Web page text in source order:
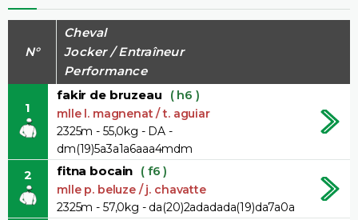
N°
Cheval
Jocker / Entraîneur
Performance
1
fakir de bruzeau ( h6 )
mlle l. magnenat / t. aguiar
2325m - 55,0kg - DA -
dm(19)5a3a1a6aaa4mdm
2 fitna bocain ( f6 )
mlle p. beluze / j. chavatte
2325m - 57,0kg - da(20)2adadada(19)da7a0a